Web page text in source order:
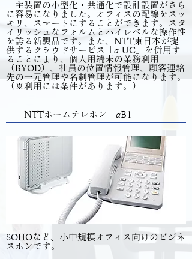
主装置の小型化・共通化で設計設置がさら
に容易になりました。オフィスの配線をスッ
キリ、スマートにすることができます。スタ
イリッシュなフォルムとハイレベルな操作性
を誇る新製品です。また、NTT東日本が提
供するクラウドサービス「α UC」を併用す
ることにより、個人用端末の業務利用
（BYOD）、社員の位置情報管理、顧客連絡
先の一元管理や名刺管理が可能になります。
（※利用には条件があります。）
NTTホームテレホン αB1
SOHOなど、小中規模オフィス向けのビジネ
スホンです。